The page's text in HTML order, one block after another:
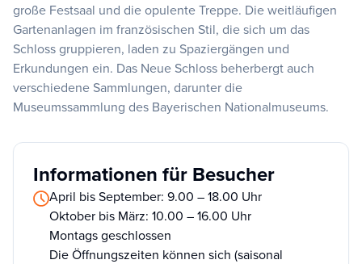
große Festsaal und die opulente Treppe. Die weitläufigen
Gartenanlagen im französischen Stil, die sich um das
Schloss gruppieren, laden zu Spaziergängen und
Erkundungen ein. Das Neue Schloss beherbergt auch
verschiedene Sammlungen, darunter die
Museumssammlung des Bayerischen Nationalmuseums.
Informationen für Besucher
April bis September: 9.00 – 18.00 Uhr
Oktober bis März: 10.00 – 16.00 Uhr
Montags geschlossen
Die Öffnungszeiten können sich (saisonal